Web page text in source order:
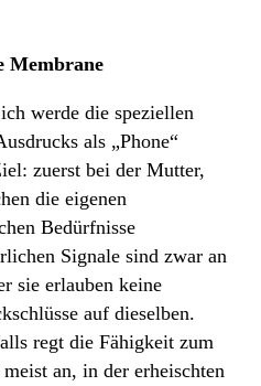
Membrane
werde die speziellen
als „Phone“
zuerst bei der Mutter,
die eigenen
Bedürfnisse
Signale sind zwar an
sie erlauben keine
auf dieselben.
regt die Fähigkeit zum
an, in der erheischten